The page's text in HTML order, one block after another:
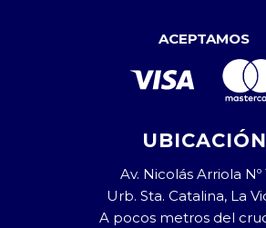
ACEPTAMOS
UBICACIÓN
Av. Nicolás Arriola Nº
Urb. Sta. Catalina, La
A pocos metros del